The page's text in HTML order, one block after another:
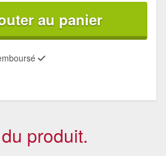
au panier
produit.